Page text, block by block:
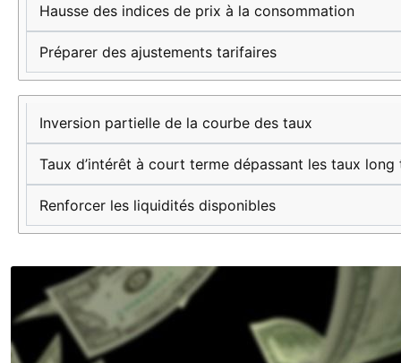
Hausse des indices de prix à la consommation
Préparer des ajustements tarifaires
Inversion partielle de la courbe des taux
Taux d’intérêt à court terme dépassant les taux long
Renforcer les liquidités disponibles